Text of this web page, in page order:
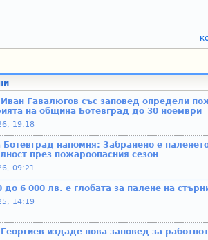
Гавалюгов със заповед определи
на община Ботевград до 30 ноември
19:18
напомня: Забранено е
през пожароопасния сезон
09:21
до 6 000 лв. е глобата за палене на
14:19
издаде нова заповед за